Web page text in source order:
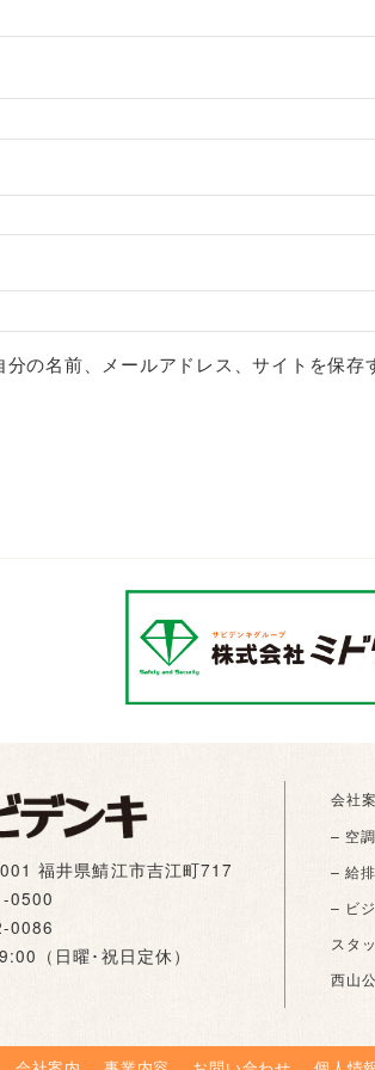
の名前、メールアドレス、サイトを保存
福井県鯖江市吉江町717
0500
0086
（日曜･祝日定休）
会社
– 空
– 給
– ビ
スタ
西山